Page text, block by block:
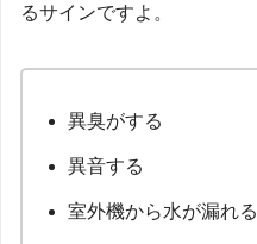
るサインですよ。
異臭がする
異音する
室外機から水が漏れる